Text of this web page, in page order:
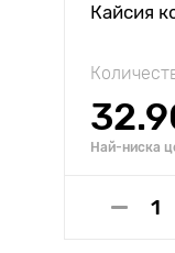
Кайсия
Най-ниска